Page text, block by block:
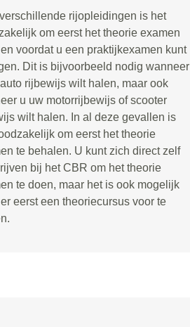
rijopleidingen is het
om eerst het theorie examen
voordat u een praktijkexamen kunt
Dit is bijvoorbeeld nodig wanneer
rijbewijs wilt halen, maar ook
u uw motorrijbewijs of scooter
wilt halen. In al deze gevallen is
om eerst het theorie
te behalen. U kunt zich direct zelf
bij het CBR om het theorie
te doen, maar het is ook mogelijk
eerst een theoriecursus voor te